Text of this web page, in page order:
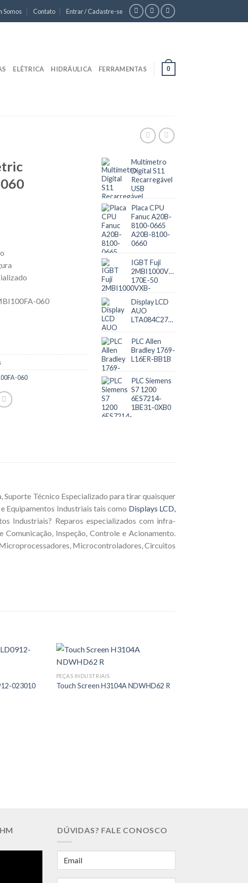
Somos Contato Entrar / Cadastre-se
ELÉTRICA HIDRÁULICA FERRAMENTAS 0
060
Multímetro
Digital S11
Recarregável
USB
Placa CPU
Fanuc A20B-
8100-0665
A20B-8100-
0660
IGBT Fuji
2MBI1000VXB-
170E-50
Display LCD
AUO
LTA084C271F
PLC Allen
Bradley 1769-
L16ER-BB1B
PLC Siemens
S7 1200
6ES7214-
1BE31-0XB0
Técnico Especializado para tirar quaisquer
Equipamentos Industriais tais como Displays LCD,
Industriais? Reparos especializados com infra-
Inspeção, Controle e Acionamento.
Microcontroladores, Circuitos
023010
PEÇAS INDUSTRIAIS
Touch Screen H3104A NDWHD62 R
DÚVIDAS? FALE CONOSCO